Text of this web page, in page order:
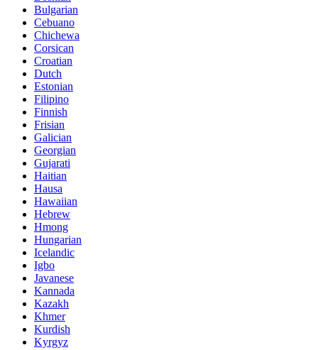
Bulgarian
Cebuano
Chichewa
Corsican
Croatian
Dutch
Estonian
Filipino
Finnish
Frisian
Galician
Georgian
Gujarati
Haitian
Hausa
Hawaiian
Hebrew
Hmong
Hungarian
Icelandic
Igbo
Javanese
Kannada
Kazakh
Khmer
Kurdish
Kyrgyz